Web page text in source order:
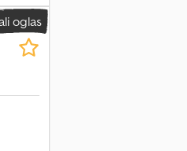
levo:
oglas